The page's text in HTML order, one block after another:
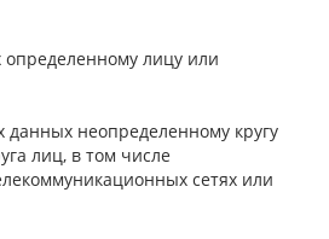
лицу или
неопределенному кругу
лиц, в том числе
сетях или